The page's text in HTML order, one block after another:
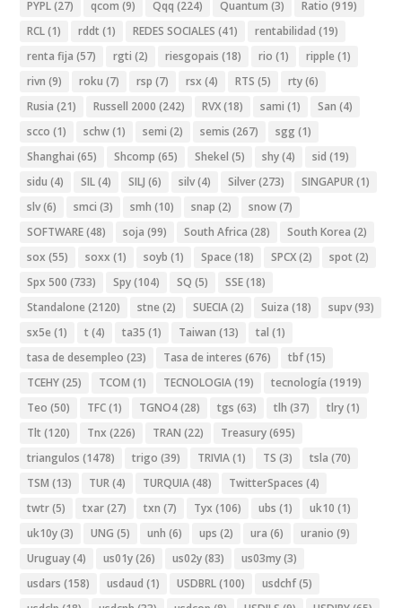
PYPL(27) qcom (9) Qqq (224) Quantum (3) Ratio (919)
RCL(1) rddt (1) REDES SOCIALES (41) rentabilidad (19)
renta fija (57) rgti (2) riesgopais (18) rio (1) ripple (1)
rivn (9) roku (7) rsp (7) rsx (4) RTS (5) rty(6)
Rusia (21) Russell 2000 (242) RVX(18) sami (1) San (4)
scco (1) schw(1) semi (2) semis (267) sgg (1)
Shanghai (65) Shcomp (65) Shekel (5) shy(4) sid (19)
sidu (4) SIL(4) SILJ (6) silv(4) Silver(273) SINGAPUR(1)
slv(6) smci (3) smh (10) snap (2) snow(7)
SOFTWARE(48) soja (99) South Africa (28) South Korea (2)
sox (55) soxx (1) soyb (1) Space (18) SPCX(2) spot (2)
Spx 500 (733) Spy(104) SQ (5) SSE(18)
Standalone (2120) stne (2) SUECIA(2) Suiza (18) supv(93)
sx5e (1) t (4) ta35 (1) Taiwan (13) tal (1)
tasa de desempleo (23) Tasa de interes (676) tbf(15)
TCEHY(25) TCOM (1) TECNOLOGIA(19) tecnología (1919)
Teo (50) TFC(1) TGNO4(28) tgs (63) tlh (37) tlry(1)
Tlt (120) Tnx (226) TRAN (22) Treasury(695)
triangulos (1478) trigo (39) TRIVIA(1) TS (3) tsla (70)
TSM (13) TUR(4) TURQUIA(48) TwitterSpaces (4)
twtr(5) txar(27) txn (7) Tyx (106) ubs (1) uk10 (1)
uk10y(3) UNG (5) unh (6) ups (2) ura (6) uranio (9)
Uruguay(4) us01y(26) us02y(83) us03my(3)
usdars (158) usdaud (1) USDBRL(100) usdchf(5)